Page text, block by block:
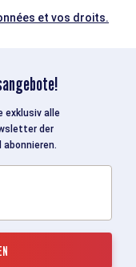
et vos droits.
exklusiv alle
der